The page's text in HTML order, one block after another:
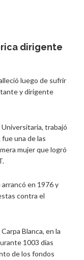
dirigente
luego de sufrir
y dirigente
trabajó
una de las
mujer que logró
en 1976 y
contra el
Blanca, en la
1003 días
de los fondos